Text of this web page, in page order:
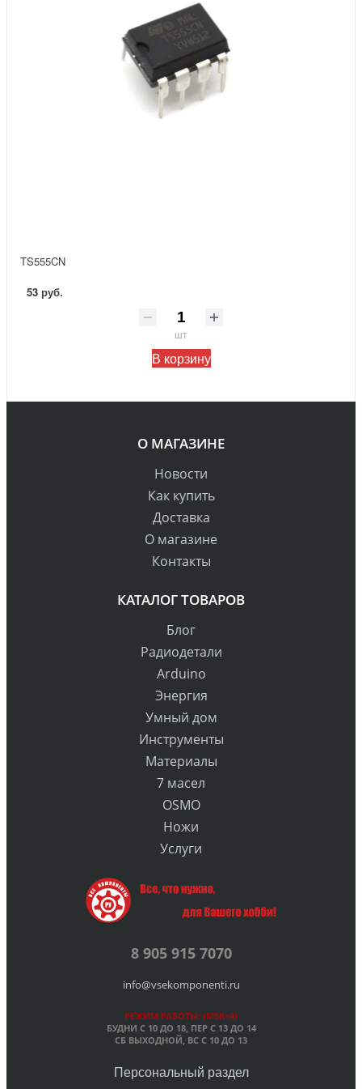
TS555CN
53 руб.
шт
В корзину
О МАГАЗИНЕ
Новости
Как купить
Доставка
О магазине
Контакты
КАТАЛОГ ТОВАРОВ
Блог
Радиодетали
Arduino
Энергия
Умный дом
Инструменты
Материалы
7 масел
OSMO
Ножи
Услуги
8 905 915 7070
info@vsekomponenti.ru
РЕЖИМ РАБОТЫ: (MSK+4)
БУДНИ С 10 ДО 18, ПЕРС 13 ДО 14
СБ ВЫХОДНОЙ, ВС С 10 ДО 13
Персональный раздел